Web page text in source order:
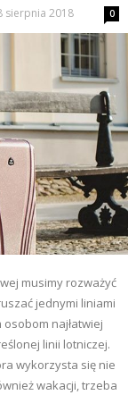
sierpnia 2018 0
musimy rozważyć
jednymi liniami
najłatwiej
linii lotniczej.
wykorzysta się nie
wakacji, trzeba